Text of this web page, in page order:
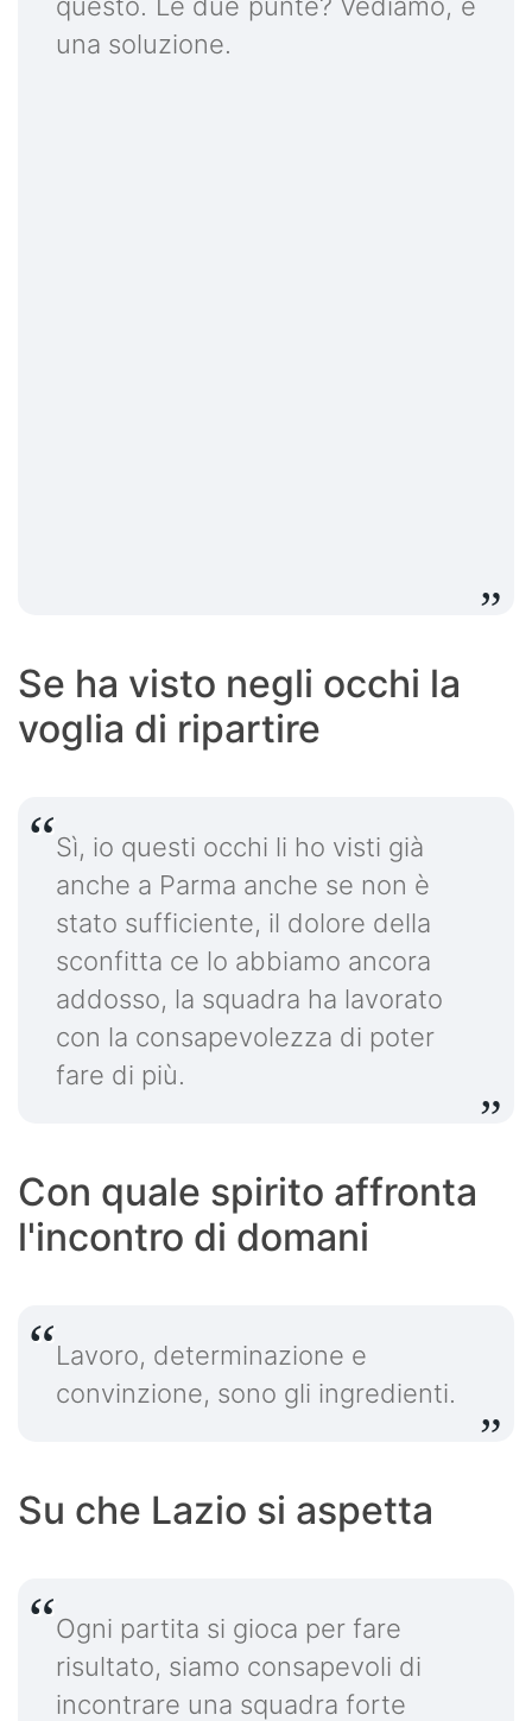
una soluzione.
Se ha visto negli occhi la
voglia di ripartire
Sì, io questi occhi li ho visti già
anche a Parma anche se non è
stato sufficiente, il dolore della
sconfitta ce lo abbiamo ancora
addosso, la squadra ha lavorato
con la consapevolezza di poter
fare di più.
Con quale spirito affronta
l'incontro di domani
Lavoro, determinazione e
convinzione, sono gli ingredienti.
Su che Lazio si aspetta
Ogni partita si gioca per fare
risultato, siamo consapevoli di
incontrare una squadra forte